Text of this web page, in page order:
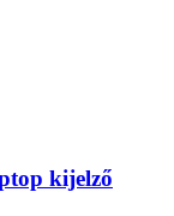
kijelző